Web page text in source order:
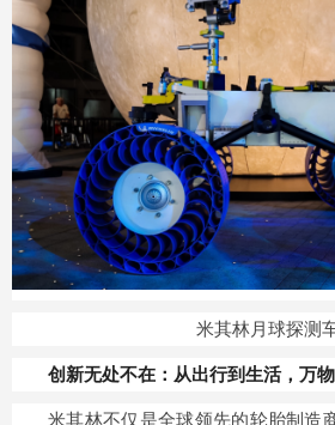
米其林月球探测
创新无处不在：从出行到生活， 万
米其林不仅是全球领先的轮胎制造